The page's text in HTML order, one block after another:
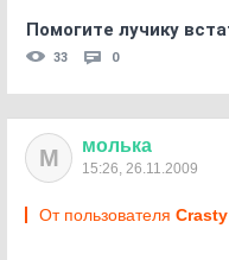
Помогите лучику
33 0
М молька
15:26, 26.11.2009
От пользователя